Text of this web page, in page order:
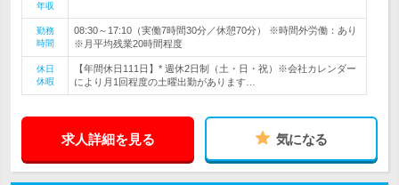
年収
勤務
時間
08:30～17:10（実働7時間30分／休憩70分） ※時間外労働：あり
※月平均残業20時間程度
休日
休暇
【年間休日111日】* 週休2日制（土・日・祝）※会社カレンダー
により月1回程度の土曜出勤があります…
求人詳細を見る 気になる